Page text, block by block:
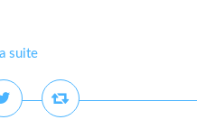
suite